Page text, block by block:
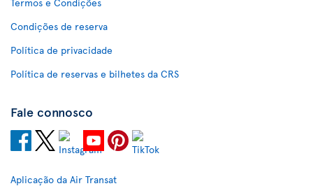
Condições de reserva
Política de privacidade
Política de reservas e bilhetes da CRS
Fale connosco
Aplicação da Air Transat